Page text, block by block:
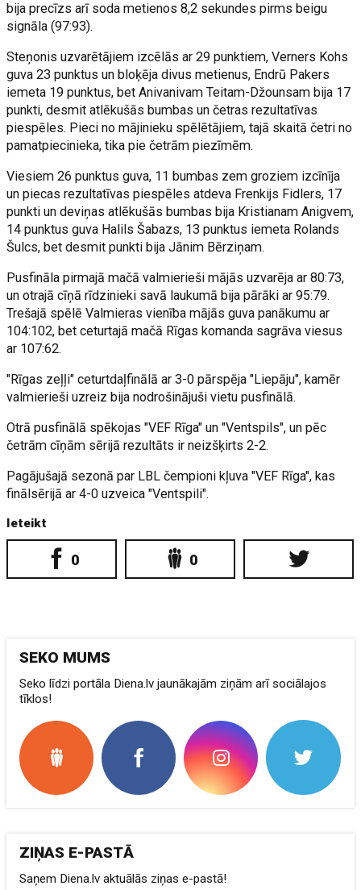
bija precīzs arī soda metienos 8,2 sekundes pirms beigu
signāla (97:93).
Steņonis uzvarētājiem izcēlās ar 29 punktiem, Verners Kohs
guva 23 punktus un bloķēja divus metienus, Endrū Pakers
iemeta 19 punktus, bet Anivanivam Teitam-Džounsam bija 17
punkti, desmit atlēkušās bumbas un četras rezultatīvas
piespēles. Pieci no mājinieku spēlētājiem, tajā skaitā četri no
pamatpiecinieka, tika pie četrām piezīmēm.
Viesiem 26 punktus guva, 11 bumbas zem groziem izcīnīja
un piecas rezultatīvas piespēles atdeva Frenkijs Fidlers, 17
punkti un deviņas atlēkušās bumbas bija Kristianam Anigvem,
14 punktus guva Halils Šabazs, 13 punktus iemeta Rolands
Šulcs, bet desmit punkti bija Jānim Bērziņam.
Pusfināla pirmajā mačā valmierieši mājās uzvarēja ar 80:73,
un otrajā cīņā rīdzinieki savā laukumā bija pārāki ar 95:79.
Trešajā spēlē Valmieras vienība mājās guva panākumu ar
104:102, bet ceturtajā mačā Rīgas komanda sagrāva viesus
ar 107:62.
"Rīgas zeļļi" ceturtdaļfinālā ar 3-0 pārspēja "Liepāju", kamēr
valmierieši uzreiz bija nodrošinājuši vietu pusfinālā.
Otrā pusfinālā spēkojas "VEF Rīga" un "Ventspils", un pēc
četrām cīņām sērijā rezultāts ir neizšķirts 2-2.
Pagājušajā sezonā par LBL čempioni kļuva "VEF Rīga", kas
finālsērijā ar 4-0 uzveica "Ventspili".
Ieteikt
0 0
SEKO MUMS
Seko līdzi portāla Diena.lv jaunākajām ziņām arī sociālajos
tīklos!
ZIŅAS E-PASTĀ
Saņem Diena.lv aktuālās ziņas e-pastā!